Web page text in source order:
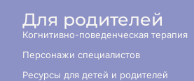
Для родителей
Когнитивно-поведенческая терапия
Персонажи специалистов
Ресурсы для детей и родителей